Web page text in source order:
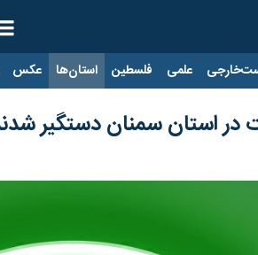
علمی فلسطین استان‌ها عکس